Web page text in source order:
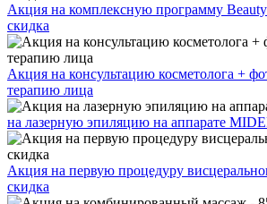
Акция на комплексную программу
скидка
Акция на консультацию косметолога +
терапию лица
на лазерную эпиляцию на аппарате
Акция на первую процедуру
скидка